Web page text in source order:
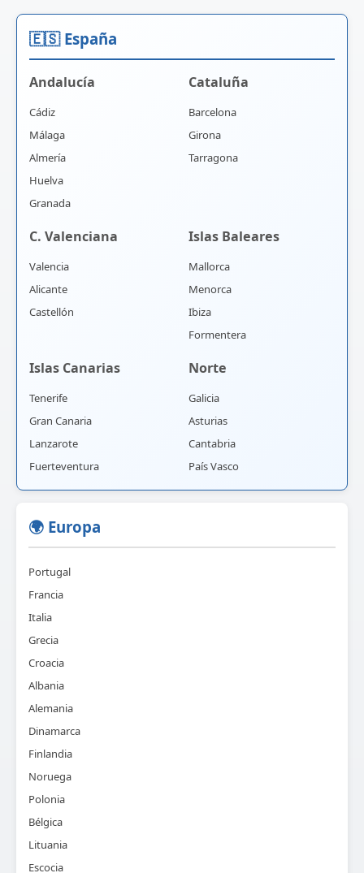
🇪🇸 España
Andalucía
Cádiz
Málaga
Almería
Huelva
Granada
Cataluña
Barcelona
Girona
Tarragona
C. Valenciana
Valencia
Alicante
Castellón
Islas Baleares
Mallorca
Menorca
Ibiza
Formentera
Islas Canarias
Tenerife
Gran Canaria
Lanzarote
Fuerteventura
Norte
Galicia
Asturias
Cantabria
País Vasco
🌍 Europa
Portugal
Francia
Italia
Grecia
Croacia
Albania
Alemania
Dinamarca
Finlandia
Noruega
Polonia
Bélgica
Lituania
Escocia